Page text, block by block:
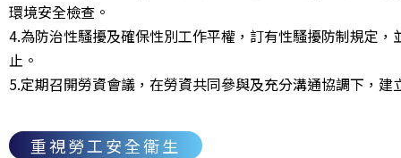
環境安全檢查。
4.為防治性騷擾及確保性別工作平權，訂有性騷擾防制規定
止。
5.定期召開勞資會議，在勞資共同參與及充分溝通協調下，建
重視勞工安全衛生